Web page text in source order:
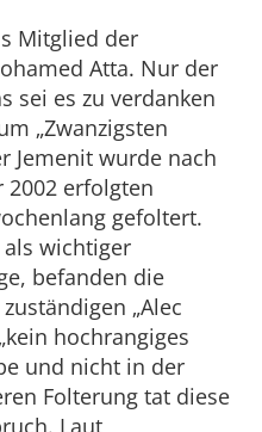
Mitglied der
Atta. Nur der
sei es zu verdanken
„Zwanzigsten
Jemenit wurde nach
2002 erfolgten
gefoltert.
wichtiger
befanden die
„Alec
hochrangiges
und nicht in der
Folterung tat diese
Laut